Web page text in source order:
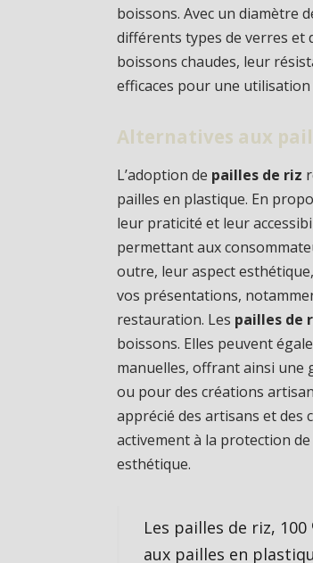
boissons. Avec un diamètre
différents types de verres et
boissons chaudes, leur
efficaces pour une
Alternatives aux
L’adoption de pailles de riz
pailles en plastique. En
leur praticité et leur
permettant aux
outre, leur aspect
vos présentations,
restauration. Les pailles de
boissons. Elles peuvent
manuelles, offrant ainsi une
ou pour des créations
apprécié des artisans et des
activement à la protection
esthétique.
Les pailles de riz,
aux pailles en